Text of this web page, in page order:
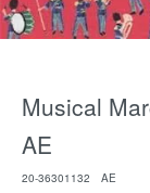
Musical
AE
20-36301132 AE